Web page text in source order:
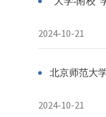
2024-10-21
北京师范大学重庆科学
2024-10-21